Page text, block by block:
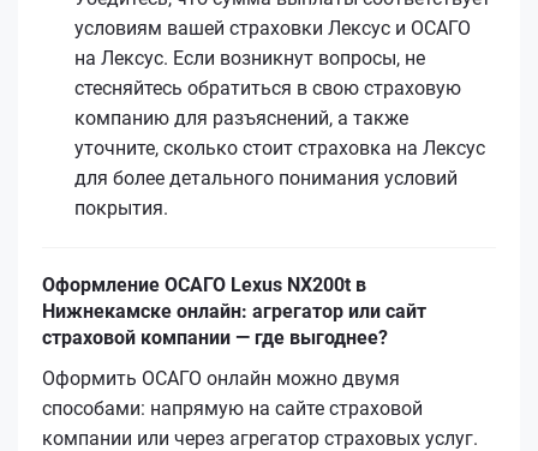
условиям вашей страховки Лексус и ОСАГО
на Лексус. Если возникнут вопросы, не
стесняйтесь обратиться в свою страховую
компанию для разъяснений, а также
уточните, сколько стоит страховка на Лексус
для более детального понимания условий
покрытия.
Оформление ОСАГО Lexus NX200t в
Нижнекамске онлайн: агрегатор или сайт
страховой компании — где выгоднее?
Оформить ОСАГО онлайн можно двумя
способами: напрямую на сайте страховой
компании или через агрегатор страховых услуг.